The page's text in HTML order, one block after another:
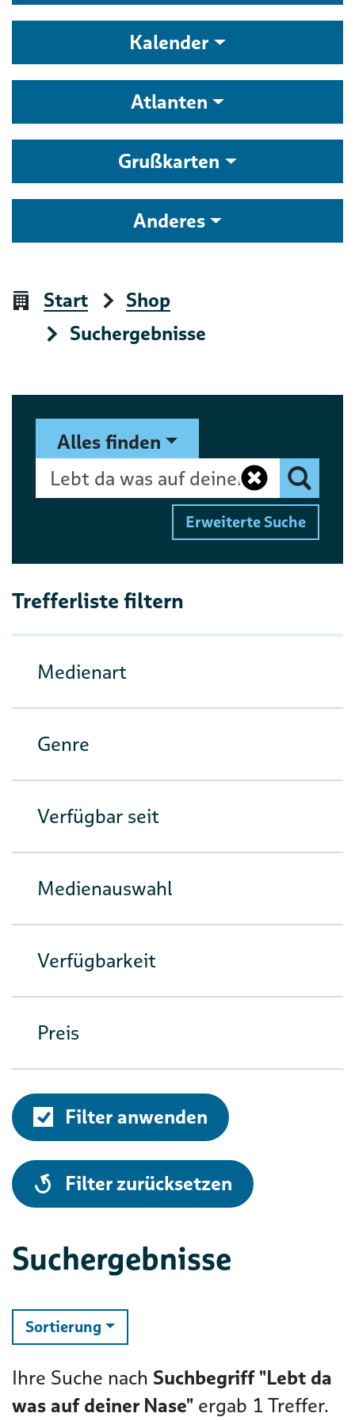
Kalender
Atlanten
Grußkarten
Anderes
Start
Shop
Suchergebnisse
Suchformular
Alles finden
Suchbegriff
Eingaben
Finden
Erweiterte Suche
Trefferliste filtern
Medienart
Genre
Verfügbar seit
Medienauswahl
Verfügbarkeit
Preis
Filter anwenden
alle
Filter zurücksetzen
Suchergebnisse
Sortierung ändern
Ihre Suche nach Suchbegriff "Lebt da
was auf deiner Nase" ergab 1 Treffer.